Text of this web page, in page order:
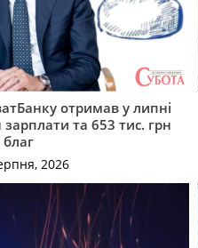
отримав у липні
та 653 тис. грн
2026